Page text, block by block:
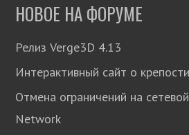
НОВОЕ НА ФОРУМЕ
Релиз Verge3D 4.13
Интерактивный сайт о крепости
Отмена ограничений на
Network